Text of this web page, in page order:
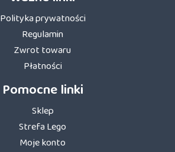
Polityka prywatności
Regulamin
Zwrot towaru
Płatności
Pomocne linki
Sklep
Strefa Lego
Moje konto